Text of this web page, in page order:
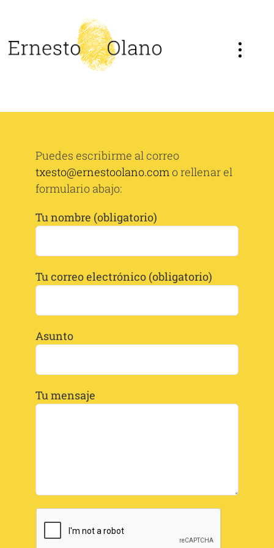
Puedes escribirme al correo
txesto@ernestoolano.como rellenar el
formulario abajo:
Tu nombre (obligatorio)
Tu correo electrónico (obligatorio)
Asunto
Tu mensaje